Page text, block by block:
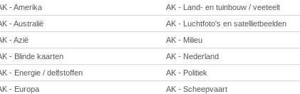
- Amerika
AK - Land- en tuinbouw / veeteelt
- Australië
AK - Luchtfoto's en satellietbeelden
- Azië
AK - Milieu
- Blinde kaarten
AK - Nederland
- Energie / delfstoffen
AK - Politiek
- Europa
AK - Scheepvaart